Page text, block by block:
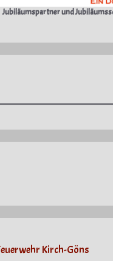
Jubiläumspartner und
Kirch-Göns